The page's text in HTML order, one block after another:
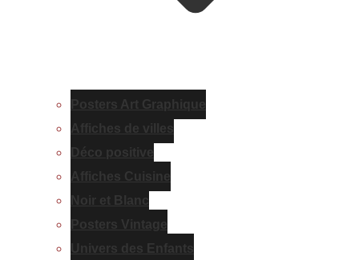
Posters Art Graphique
Affiches de villes
Déco positive
Affiches Cuisine
Noir et Blanc
Posters Vintage
Univers des Enfants